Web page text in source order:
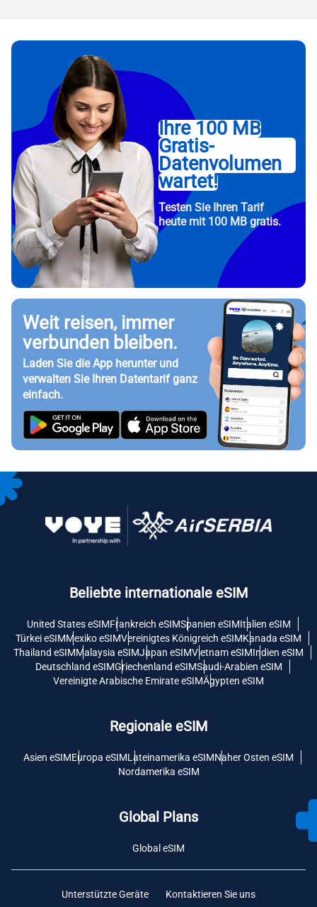
Ihre 100 MB
Gratis-
Datenvolumen
wartet!
Testen Sie Ihren Tarif
heute mit 100 MB gratis.
Weit reisen, immer
verbunden bleiben.
Laden Sie die App herunter und
verwalten Sie Ihren Datentarif ganz
einfach.
Beliebte internationale eSIM
United States eSIMFrankreich eSIMSpanien eSIMItalien eSIM
Türkei eSIMMexiko eSIMVereinigtes Königreich eSIMKanada eSIM
Thailand eSIMMalaysia eSIMJapan eSIMVietnam eSIMIndien eSIM
Deutschland eSIMGriechenland eSIMSaudi-Arabien eSIM
Vereinigte Arabische Emirate eSIMÄgypten eSIM
Regionale eSIM
Asien eSIMEuropa eSIMLateinamerika eSIMNaher Osten eSIM
Nordamerika eSIM
Global Plans
Global eSIM
Unterstützte Geräte Kontaktieren Sie uns